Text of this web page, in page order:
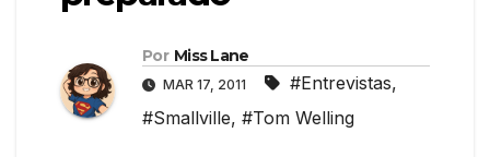
Por Miss Lane
MAR 17, 2011 #Entrevistas,
#Smallville, #Tom Welling